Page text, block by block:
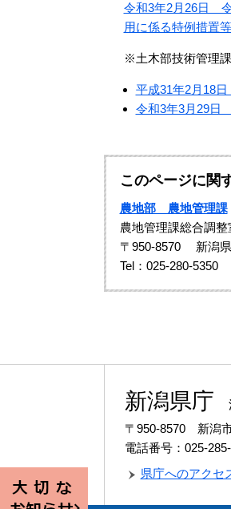
令和3年2月26日
用に係る特例措置
※土木部技術管理
平成31年2月18
令和3年3月29日
このページに関
農地部 農地管理課
農地管理課総合調整
〒950-8570
新潟
Tel：025-280-5350
新潟県庁
〒950-8570 新潟
電話番号：025-285-
県庁へのアクセ